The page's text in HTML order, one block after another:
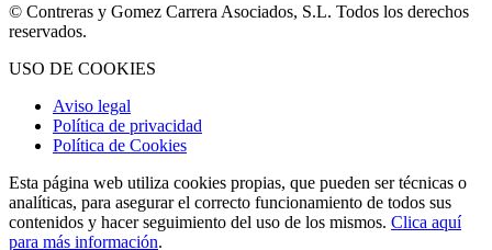
© Contreras y Gomez Carrera Asociados, S.L. Todos los derechos
reservados.
USO DE COOKIES
Aviso legal
Política de privacidad
Política de Cookies
Esta página web utiliza cookies propias, que pueden ser técnicas o
analíticas, para asegurar el correcto funcionamiento de todos sus
contenidos y hacer seguimiento del uso de los mismos. Clica aquí
para más información.